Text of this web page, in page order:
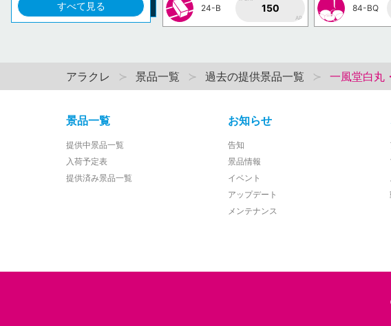
すべて見る 24-B 150
AP
84-BQ
アラクレ 景品一覧 過去の提供景品一覧 一風堂白丸
景品一覧
提供中景品一覧
入荷予定表
提供済み景品一覧
お知らせ
告知
景品情報
イベント
アップデート
メンテナンス